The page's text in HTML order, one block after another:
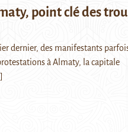
point clé des
dernier, des manifestants
à Almaty, la capitale